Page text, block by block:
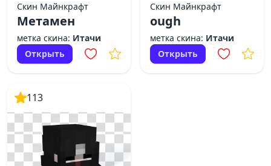
Скин Майнкрафт
Метамен
метка скина: Итачи
Открыть
Скин Майнкрафт
ough
метка скина: Итачи
Открыть
113